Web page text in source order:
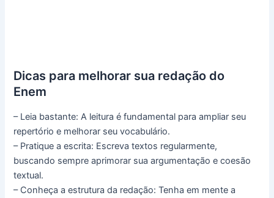
Dicas para melhorar sua redação do
Enem
– Leia bastante: A leitura é fundamental para ampliar seu
repertório e melhorar seu vocabulário.
– Pratique a escrita: Escreva textos regularmente,
buscando sempre aprimorar sua argumentação e coesão
textual.
– Conheça a estrutura da redação: Tenha em mente a